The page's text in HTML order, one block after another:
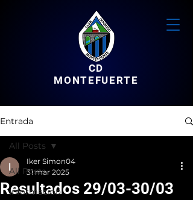
CD
MONTEFUERTE
Entrada
All Posts
Informacion
All Posts
Resultados 29/03-30/03
Iker Simon04
31 mar 2025